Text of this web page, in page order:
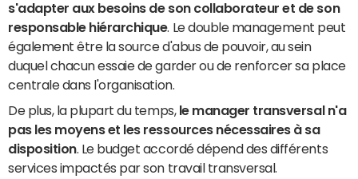
s'adapter aux besoins de son collaborateur et de son
responsable hiérarchique. Le double management peut
également être la source d'abus de pouvoir, au sein
duquel chacun essaie de garder ou de renforcer sa place
centrale dans l'organisation.
De plus, la plupart du temps, le manager transversal n'a
pas les moyens et les ressources nécessaires à sa
disposition. Le budget accordé dépend des différents
services impactés par son travail transversal.